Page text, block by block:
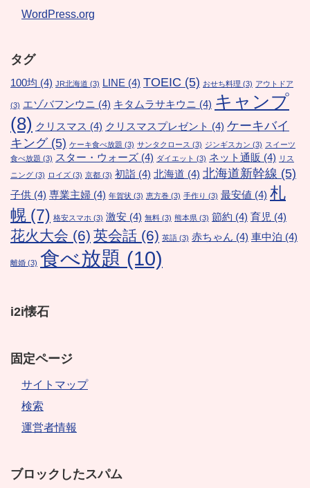
WordPress.org
タグ
100均 (4) JR北海道 (3) LINE (4) TOEIC (5) おせち料理 (3) アウトドア
(3) エゾバフンウニ (4) キタムラサキウニ (4) キャンプ
(8) クリスマス (4) クリスマスプレゼント (4) ケーキバイ
キング(5) ケーキ食べ放題 (3) サンタクロース (3) ジンギスカン (3) スイーツ
食べ放題 (3) スター・ウォーズ (4) ダイエット (3) ネット通販 (4) リス
ニング (3) ロイズ (3) 京都 (3) 初詣 (4) 北海道 (4) 北海道新幹線 (5)
子供 (4) 専業主婦 (4) 年賀状 (3) 恵方巻 (3) 手作り (3) 最安値 (4) 札
幌 (7) 格安スマホ (3) 激安 (4) 無料 (3) 熊本県 (3) 節約 (4) 育児 (4)
花火大会 (6) 英会話 (6) 英語 (3) 赤ちゃん (4) 車中泊 (4)
離婚 (3) 食べ放題 (10)
i2i懐石
固定ページ
サイトマップ
検索
運営者情報
ブロックしたスパム